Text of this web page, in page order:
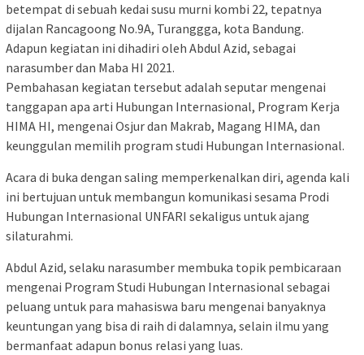
betempat di sebuah kedai susu murni kombi 22, tepatnya
dijalan Rancagoong No.9A, Turanggga, kota Bandung.
Adapun kegiatan ini dihadiri oleh Abdul Azid, sebagai
narasumber dan Maba HI 2021.
Pembahasan kegiatan tersebut adalah seputar mengenai
tanggapan apa arti Hubungan Internasional, Program Kerja
HIMA HI, mengenai Osjur dan Makrab, Magang HIMA, dan
keunggulan memilih program studi Hubungan Internasional.
Acara di buka dengan saling memperkenalkan diri, agenda kali
ini bertujuan untuk membangun komunikasi sesama Prodi
Hubungan Internasional UNFARI sekaligus untuk ajang
silaturahmi.
Abdul Azid, selaku narasumber membuka topik pembicaraan
mengenai Program Studi Hubungan Internasional sebagai
peluang untuk para mahasiswa baru mengenai banyaknya
keuntungan yang bisa di raih di dalamnya, selain ilmu yang
bermanfaat adapun bonus relasi yang luas.